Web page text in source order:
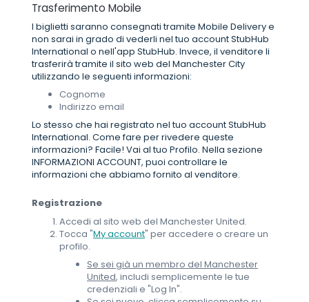
Trasferimento Mobile
I biglietti saranno consegnati tramite Mobile Delivery e
non sarai in grado di vederli nel tuo account StubHub
International o nell'app StubHub. Invece, il venditore li
trasferirà tramite il sito web del Manchester City
utilizzando le seguenti informazioni:
Cognome
Indirizzo email
Lo stesso che hai registrato nel tuo account StubHub
International. Come fare per rivedere queste
informazioni? Facile! Vai al tuo Profilo. Nella sezione
INFORMAZIONI ACCOUNT, puoi controllare le
informazioni che abbiamo fornito al venditore.
Registrazione
Accedi al sito web del Manchester United.
Tocca "My account" per accedere o creare un
profilo.
Se sei già un membro del Manchester
United, includi semplicemente le tue
credenziali e "Log In".